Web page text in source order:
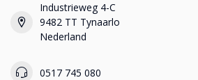
Industrieweg 4-C
9482 TT Tynaarlo
Nederland
0517 745 080